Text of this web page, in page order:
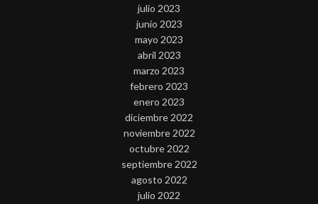
julio 2023
junio 2023
mayo 2023
abril 2023
marzo 2023
febrero 2023
enero 2023
diciembre 2022
noviembre 2022
octubre 2022
septiembre 2022
agosto 2022
julio 2022